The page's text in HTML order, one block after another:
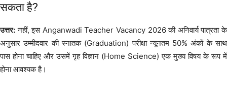
सकता है?
उत्तर: नहीं, इस Anganwadi Teacher Vacancy 2026 की अनिवार्य पात्रता के
अनुसार उम्मीदवार की स्नातक (Graduation) परीक्षा न्यूनतम 50% अंकों के साथ
पास होना चाहिए और उसमें गृह विज्ञान (Home Science) एक मुख्य विषय के रूप में
होना आवश्यक है।